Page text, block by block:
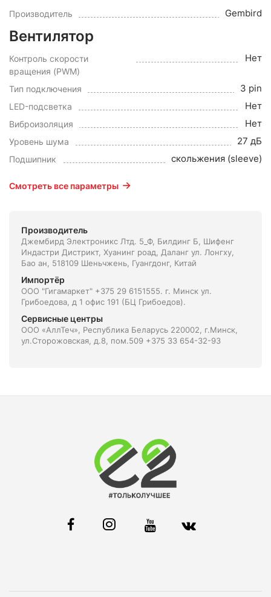
Производитель Gembird
Вентилятор
Контроль скорости
вращения (PWM)
Нет
Тип подключения 3 pin
LED-подсветка Нет
Виброизоляция Нет
Уровень шума 27 дБ
Подшипник скольжения (sleeve)
Смотреть все параметры
Производитель
Джембирд Электроникс Лтд. 5_Ф, Билдинг Б, Шифенг
Индастри Дистрикт, Хуанинг роад, Даланг ул. Лонгху,
Бао ан, 518109 Шеньчжень, Гуангдонг, Китай
Импортёр
ООО "Гигамаркет" +375 29 6151555. г. Минск ул.
Грибоедова, д 1 офис 191 (БЦ Грибоедов).
Сервисные центры
ООО «АллТеч», Республика Беларусь 220002, г.Минск,
ул.Сторожовская, д.8, пом.509 +375 33 654-32-93